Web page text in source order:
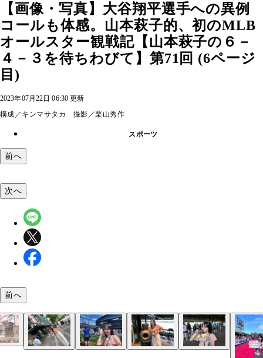
【画像・写真】大谷翔平選手への異例
コールも体感。山本萩子的、初のMLB
オールスター観戦記【山本萩子の６－
４－３を待ちわびて】第71回 (6ページ
目)
2023年07月22日 06:30 更新
構成／キンマサタカ 撮影／栗山秀作
スポーツ
前へ
次へ
前へ